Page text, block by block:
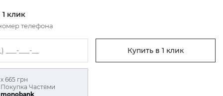
клик
телефона
Купить в 1 клик
х 665 грн
Покупка Частями
monobank